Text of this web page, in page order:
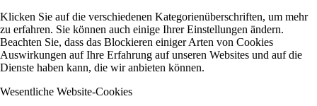
Klicken Sie auf die verschiedenen Kategorienüberschriften, um mehr
zu erfahren. Sie können auch einige Ihrer Einstellungen ändern.
Beachten Sie, dass das Blockieren einiger Arten von Cookies
Auswirkungen auf Ihre Erfahrung auf unseren Websites und auf die
Dienste haben kann, die wir anbieten können.
Wesentliche Website-Cookies